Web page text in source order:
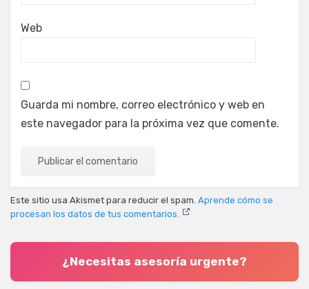
Web
Guarda mi nombre, correo electrónico y web en
este navegador para la próxima vez que comente.
Este sitio usa Akismet para reducir el spam. Aprende cómo se
procesan los datos de tus comentarios.
¿Necesitas asesoría urgente?